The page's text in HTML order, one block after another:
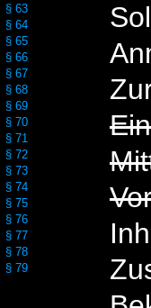
§ 63
§ 64
§ 65
§ 66
§ 67
§ 68
§ 69
§ 70
§ 71
§ 72
§ 73
§ 74
§ 75
§ 76
§ 77
§ 78
§ 79